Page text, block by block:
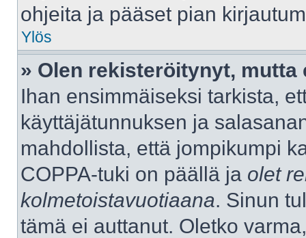
ohjeita ja pääset pian
Ylös
» Olen rekisteröitynyt,
Ihan ensimmäiseksi tarkista,
käyttäjätunnuksen ja
mahdollista, että jompikumpi
COPPA-tuki on päällä ja olet
kolmetoistavuotiaana. Sinun
tämä ei auttanut. Oletko